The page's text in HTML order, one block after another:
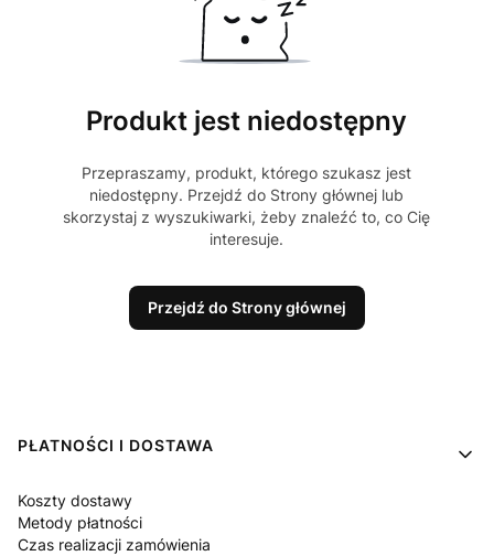
Produkt jest niedostępny
Przepraszamy, produkt, którego szukasz jest
niedostępny. Przejdź do Strony głównej lub
skorzystaj z wyszukiwarki, żeby znaleźć to, co Cię
interesuje.
Przejdź do Strony głównej
Linki w stopce
PŁATNOŚCI I DOSTAWA
Koszty dostawy
Metody płatności
Czas realizacji zamówienia